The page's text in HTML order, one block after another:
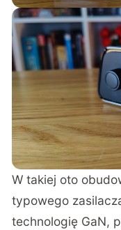
W takiej oto
typowego
technologię GaN,